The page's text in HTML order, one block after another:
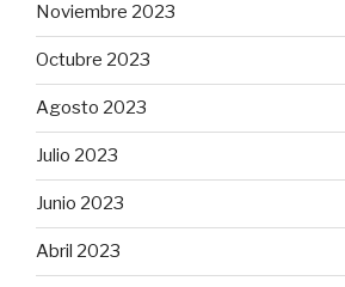
Noviembre 2023
Octubre 2023
Agosto 2023
Julio 2023
Junio 2023
Abril 2023